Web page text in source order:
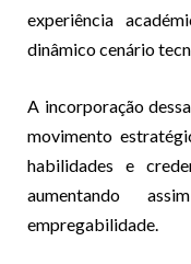
experiência
dinâmico cenário
A incorporação
movimento
habilidades e
aumentando
empregabilidade.